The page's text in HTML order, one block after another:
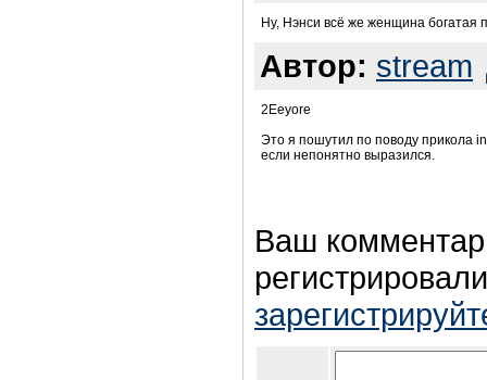
Ну, Нэнси всё же женщина богатая
Автор: stream
2Eeyore
Это я пошутил по поводу прикола
если непонятно выразился.
Ваш